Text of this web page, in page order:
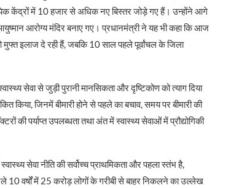
केंद्रों में 10 हजार से अधिक नए बिस्तर जोड़े गए हैं। उन्होंने आगे
आरोग्य मंदिर बनाए गए। प्रधानमंत्री ने यह भी कहा कि आज
इलाज दे रही हैं, जबकि 10 साल पहले पूर्वांचल के जिला
सेवा से जुड़ी पुरानी मानसिकता और दृष्टिकोण को त्याग दिया
किया, जिनमें बीमारी होने से पहले का बचाव, समय पर बीमारी की
पर्याप्त उपलब्धता तथा अंत में स्वास्थ्य सेवाओं में प्रौद्योगिकी
सेवा नीति की सर्वोच्च प्राथमिकता और पहला स्तंभ है,
10 वर्षों में 25 करोड़ लोगों के गरीबी से बाहर निकलने का उल्लेख